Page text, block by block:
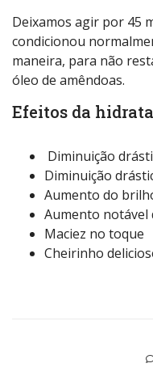
Deixamos agir por 45
condicionou
maneira, para não
óleo de amêndoas.
Efeitos da
Diminuição
Diminuição
Aumento do
Aumento notável
Maciez no toque
Cheirinho